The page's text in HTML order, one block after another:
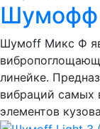
Шумоff Микс Ф
линейке.
вибраций самых
элементов